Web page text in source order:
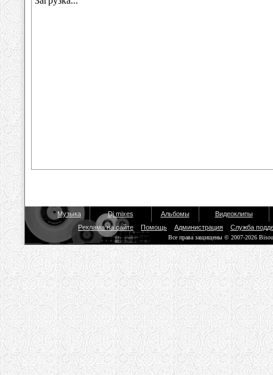
Музыка Dj mixes Альбомы
Видеоклипы
Реклама на сайте
Помощь Администрация Служба
Все права защищены © 2007-2026